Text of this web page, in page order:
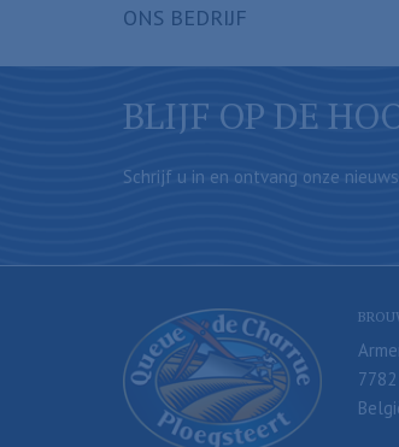
ONS BEDRIJF
BLIJF OP DE
Schrijf u in en ontvang onze